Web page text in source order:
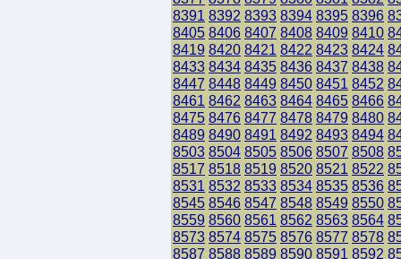
8391 8392 8393 8394 8395 8396
8405 8406 8407 8408 8409 8410
8419 8420 8421 8422 8423 8424
8433 8434 8435 8436 8437 8438
8447 8448 8449 8450 8451 8452
8461 8462 8463 8464 8465 8466
8475 8476 8477 8478 8479 8480
8489 8490 8491 8492 8493 8494
8503 8504 8505 8506 8507 8508
8517 8518 8519 8520 8521 8522
8531 8532 8533 8534 8535 8536
8545 8546 8547 8548 8549 8550
8559 8560 8561 8562 8563 8564
8573 8574 8575 8576 8577 8578
8587 8588 8589 8590 8591 8592